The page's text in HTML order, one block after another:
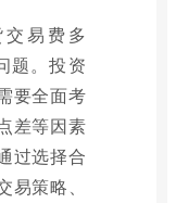
易费多
题。投资
要全面考
差等因素
过选择合
策略、